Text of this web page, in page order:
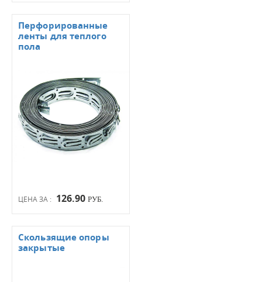
ЦЕНА ЗА : 126.90 РУБ.
Перфорированные
ленты для теплого
пола
Скользящие опоры
закрытые